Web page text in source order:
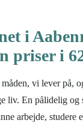
i
priser i
vi lever på,
liv. En pålidelig og
arbejde, studere